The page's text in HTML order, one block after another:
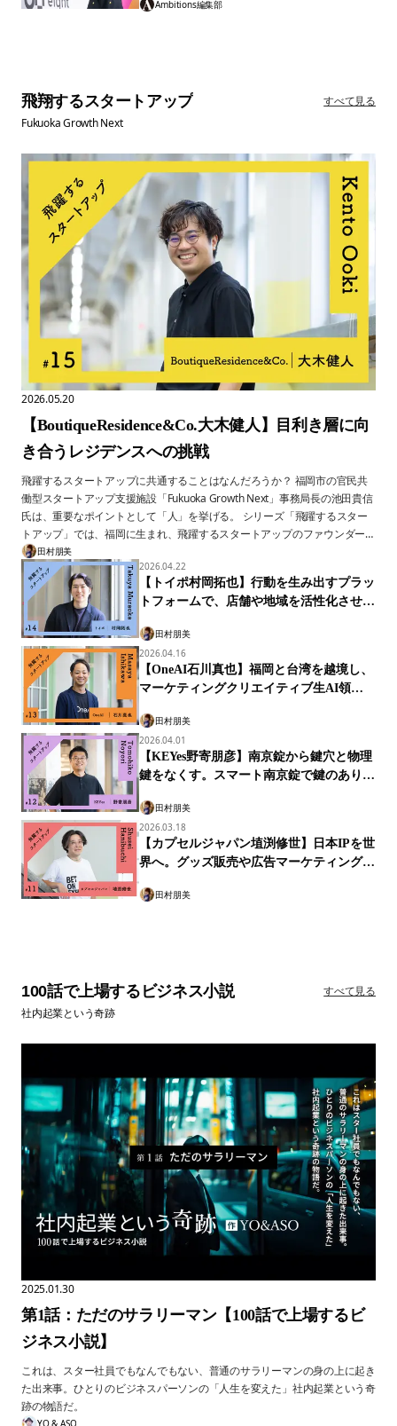
飛翔するスタートアップ
Fukuoka Growth Next
2026.05.20
【BoutiqueResidence&Co.大木健人】目利き層に向
き合うレジデンスへの挑戦
飛躍するスタートアップに共通することはなんだろうか？ 福岡市の官民共
働型スタートアップ支援施設「Fukuoka Growth Next」事務局長の池田貴信
氏は、重要なポイントとして「人」を挙げる。 シリーズ「飛躍するスター
トアップ」では、福岡に生まれ、飛躍するスタートアップのファウンダー、
その「人」に迫る。 第15回は、目利き層に向けたブティック・レジデンス
の開発を目指すBoutiqueResidence&Co.代表の大木健人氏。野村不動産での
分譲マンション開発経験と、デジタルガレージで経営者層・投資家層と歩ん
できたキャリアから、唯一無二のレジデンス像を構想する。一般的なマーケ
ティングに頼らない、信頼とご縁に根ざした事業展開について、大木氏の思
いを伺った。
田村朋美
2026.04.22
【トイポ村岡拓也】行動を生み出すプラッ
トフォームで、店舗や地域を活性化させた
い
田村朋美
2026.04.16
【OneAI石川真也】福岡と台湾を越境し、
マーケティングクリエイティブ生AI領域
で世界一を目指す
田村朋美
2026.04.01
【KEYes野寄朋彦】南京錠から鍵穴と物理
鍵をなくす。スマート南京錠で鍵のあり方
に変革を
田村朋美
2026.03.18
界へ。グッズ販売や広告マーケティングで
100話で上場するビジネス小説
社内起業という奇跡
2025.01.30
第1話：ただのサラリーマン【100話で上場するビ
ジネス小説】
これは、スター社員でもなんでもない、普通のサラリーマンの身の上に起き
た出来事。ひとりのビジネスパーソンの「人生を変えた」社内起業という奇